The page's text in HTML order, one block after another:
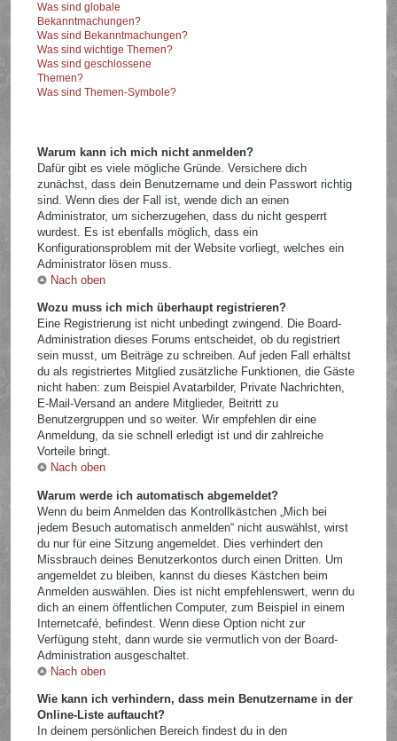
Was sind globale
Bekanntmachungen?
Was sind Bekanntmachungen?
Was sind wichtige Themen?
Was sind geschlossene
Themen?
Was sind Themen-Symbole?
Warum kann ich mich nicht anmelden?
Dafür gibt es viele mögliche Gründe. Versichere dich
zunächst, dass dein Benutzername und dein Passwort richtig
sind. Wenn dies der Fall ist, wende dich an einen
Administrator, um sicherzugehen, dass du nicht gesperrt
wurdest. Es ist ebenfalls möglich, dass ein
Konfigurationsproblem mit der Website vorliegt, welches ein
Administrator lösen muss.
Nach oben
Wozu muss ich mich überhaupt registrieren?
Eine Registrierung ist nicht unbedingt zwingend. Die Board-
Administration dieses Forums entscheidet, ob du registriert
sein musst, um Beiträge zu schreiben. Auf jeden Fall erhältst
du als registriertes Mitglied zusätzliche Funktionen, die Gäste
nicht haben: zum Beispiel Avatarbilder, Private Nachrichten,
E-Mail-Versand an andere Mitglieder, Beitritt zu
Benutzergruppen und so weiter. Wir empfehlen dir eine
Anmeldung, da sie schnell erledigt ist und dir zahlreiche
Vorteile bringt.
Nach oben
Warum werde ich automatisch abgemeldet?
Wenn du beim Anmelden das Kontrollkästchen „Mich bei
jedem Besuch automatisch anmelden“ nicht auswählst, wirst
du nur für eine Sitzung angemeldet. Dies verhindert den
Missbrauch deines Benutzerkontos durch einen Dritten. Um
angemeldet zu bleiben, kannst du dieses Kästchen beim
Anmelden auswählen. Dies ist nicht empfehlenswert, wenn du
dich an einem öffentlichen Computer, zum Beispiel in einem
Internetcafé, befindest. Wenn diese Option nicht zur
Verfügung steht, dann wurde sie vermutlich von der Board-
Administration ausgeschaltet.
Nach oben
Wie kann ich verhindern, dass mein Benutzername in der
Online-Liste auftaucht?
In deinem persönlichen Bereich findest du in den